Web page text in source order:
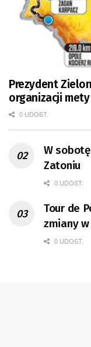
Prezydent
organizacji
0 UDOST.
W
Zatoniu
0 UDOST.
Tour de
zmiany
0 UDOST.